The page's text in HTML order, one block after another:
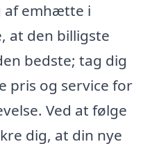
af emhætte i
at den billigste
bedste; tag dig
pris og service for
Ved at følge
dig, at din nye